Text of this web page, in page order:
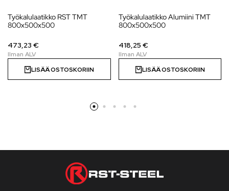
Työkalulaatikko RST TMT
800x500x500
473,23 €
LISÄÄ OSTOSKORIIN
Työkalulaatikko Alumiini TMT
800x500x500
418,25 €
LISÄÄ OSTOSKORIIN